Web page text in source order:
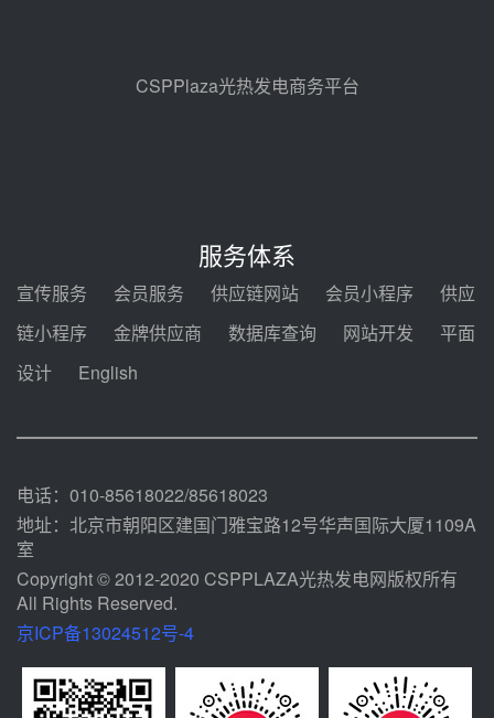
08-06 10:49
热发电工程EPC总承包项目熔盐截
止阀、熔盐三偏心蝶阀采购
昊森机电中标新疆华电天山北麓基
地100MW光热发电工程EPC总承
能示范项目电加热器厂房顺利封顶
CSPPlaza光热发电商务平台
服务体系
宣传服务 会员服务 供应链网站 会员小程序
供应
链小程序
金牌供应商 数据库查询 网站开发
平面
设计
English
电话：010-85618022/85618023
地址：北京市朝阳区建国门雅宝路12号华声国际大厦1109A
室
Copyright © 2012-2020 CSPPLAZA光热发电网版权所有
All Rights Reserved.
京ICP备13024512号-4